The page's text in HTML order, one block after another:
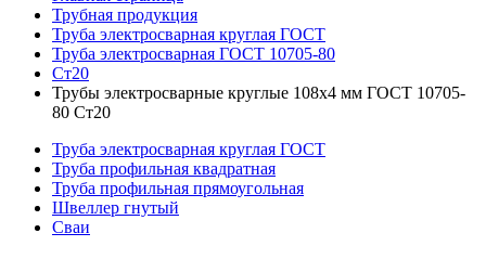
Трубная продукция
Труба электросварная круглая ГОСТ
Труба электросварная ГОСТ 10705-80
Ст20
Трубы электросварные круглые 108x4 мм ГОСТ 10705-
80 Ст20
Труба электросварная круглая ГОСТ
Труба профильная квадратная
Труба профильная прямоугольная
Швеллер гнутый
Сваи